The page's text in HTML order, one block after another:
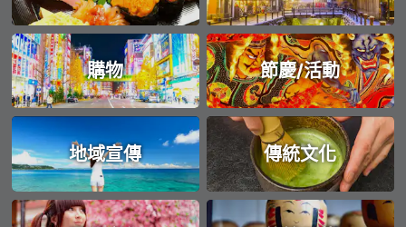
購物 節慶/活動
地域宣傳 傳統文化